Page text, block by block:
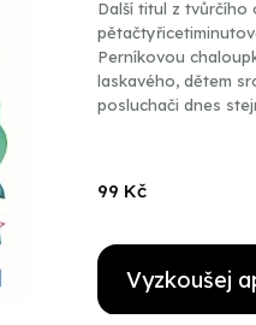
Další titul z tvůrčího
Perníkovou
laskavého, dětem
posluchači dnes
99 Kč
Vyzkoušej